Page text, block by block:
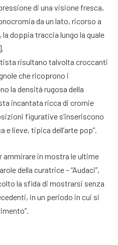
di una visione fresca,
da un lato, ricorso a
doppia traccia lungo la quale
risultano talvolta croccanti
che ricoprono i
la densità rugosa della
incantata ricca di cromie
figurative s’inseriscono
e lieve, tipica dell’arte pop”.
ammirare in mostra le ultime
della curatrice – “Audaci”,
la sfida di mostrarsi senza
in un periodo in cui si